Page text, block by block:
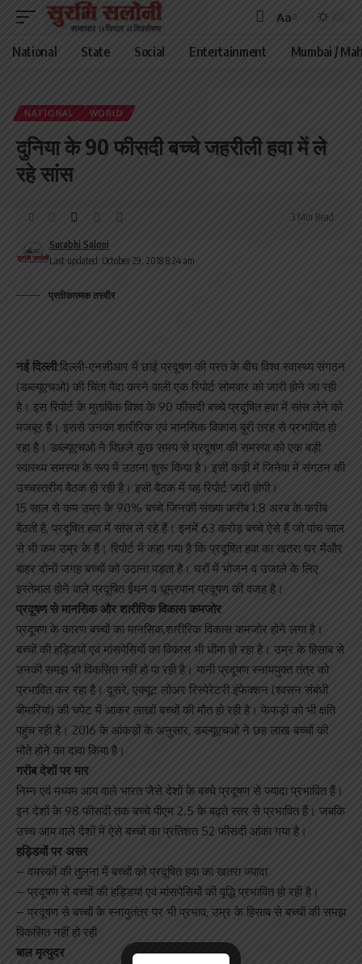
Font
Resizer
Aa
National State Social Entertainment Mumbai /
NATIONAL WORLD
दुनिया के 90 फीसदी बच्चे जहरीली हवा में ले
रहे सांस
Last updated: October 29, 2018 8:24 am
Surabhi Saloni
3 Min Read
प्रतीकात्मक तस्वीर
नई दिल्ली:दिल्ली-एनसीआर में छाई प्रदूषण की परत के बीच विश्व स्वास्थ्य संगठन
(डब्ल्यूएचओ) की चिंता पैदा करने वाली एक रिपोर्ट सोमवार को जारी होने जा रही
है। इस रिपोर्ट के मुताबिक विश्व के 90 फीसदी बच्चे प्रदूषित हवा में सांस लेने को
मजबूर हैं। इससे उनका शारीरिक एवं मानसिक विकास बुरी तरह से प्रभावित हो
रहा है। डब्ल्यूएचओ ने पिछले कुछ समय से प्रदूषण की समस्या को एक बड़ी
स्वास्थ्य समस्या के रूप में उठाना शुरू किया है। इसी कड़ी में जिनेवा में संगठन की
उच्चस्तरीय बैठक हो रही है। इसी बैठक में यह रिपोर्ट जारी होगी।
15 साल से कम उम्र के 90% बच्चे जिनकी संख्या करीब 1.8 अरब के करीब
बैठती है, प्रदूषित हवा में सांस ले रहे हैं। इनमें 63 करोड़ बच्चे ऐसे हैं जो पांच साल
से भी कम उम्र के हैं। रिपोर्ट में कहा गया है कि प्रदूषित हवा का खतरा घर मेंऔर
बाहर दोनों जगह बच्चों को उठाना पड़ता है। घरों में भोजन व उजाले के लिए
इस्तेमाल होने वाले प्रदूषित ईधन व धूम्रपान प्रदूषण की वजह है।
प्रदूषण से मानसिक और शारीरिक विकास कमजोर
प्रदूषण के कारण बच्चों का मानसिक,शारीरिक विकास कमजोर होने लगा है।
बच्चों की हड्डियों एवं मांसपेसियों का विकास भी धीमा हो रहा है। उम्र के हिसाब से
उनकी समझ भी विकसित नहीं हो पा रही है। यानी प्रदूषण स्नाययुक्त तंत्र को
प्रभावित कर रहा है। दूसरे, एक्यूट लोअर रिस्पेरेटरी इंफेक्शन (श्वसन संबंधी
बीमारियां) की चपेट में आकर लाखों बच्चों की मौत हो रही है। फेफड़ों को भी क्षति
पहुंच रही है। 2016 के आंकड़ों के अनुसार, डब्ल्यूएचओ ने छह लाख बच्चों की
मौते होने का दावा किया है।
गरीब देशों पर मार
निम्न एवं मध्यम आय वाले भारत जैसे देशों के बच्चे प्रदूषण से ज्यादा प्रभावित हैं।
इन देशों के 98 फीसदी तक बच्चे पीएम 2.5 के बढ़ते स्तर से प्रभावित हैं। जबकि
उच्च आय वाले देशों में ऐसे बच्चों का प्रतिशत 52 फीसदी आंका गया है।
हड्डियों पर असर
– वयस्कों की तुलना में बच्चों को प्रदूषित हवा का खतरा ज्यादा
– प्रदूषण से बच्चों की हड्डियां एवं मांसपेसियों की वृद्धि प्रभावित हो रही है।
– प्रदूषण से बच्चों के स्नायुतंत्र पर भी प्रभाव, उम्र के हिसाब से बच्चों की समझ
विकसित नहीं हो रही
बाल मृत्युदर